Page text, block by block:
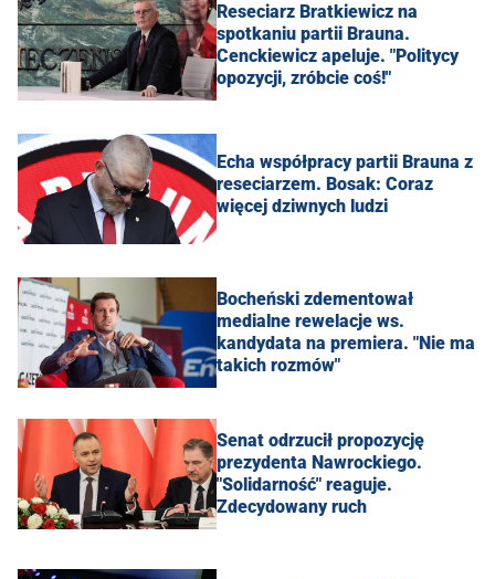
Reseciarz Bratkiewicz na
spotkaniu partii Brauna.
Cenckiewicz apeluje. "Politycy
opozycji, zróbcie coś!"
Echa współpracy partii Brauna z
reseciarzem. Bosak: Coraz
więcej dziwnych ludzi
Bocheński zdementował
medialne rewelacje ws.
kandydata na premiera. "Nie ma
takich rozmów"
Senat odrzucił propozycję
prezydenta Nawrockiego.
"Solidarność" reaguje.
Zdecydowany ruch